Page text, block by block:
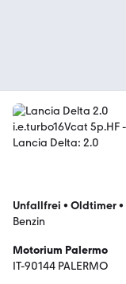
Unfallfrei • Oldtimer•
Benzin
Motorium Palermo
IT-90144 PALERMO